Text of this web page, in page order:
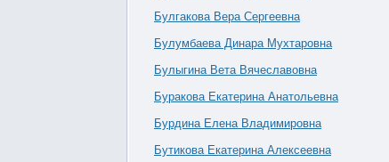
Булгакова Вера Сергеевна
Булумбаева Динара Мухтаровна
Булыгина Вета Вячеславовна
Буракова Екатерина Анатольевна
Бурдина Елена Владимировна
Бутикова Екатерина Алексеевна